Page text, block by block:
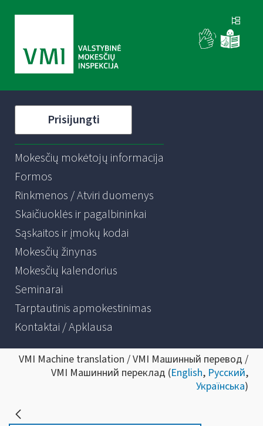
Prisijungti
Mokesčių mokėtojų informacija
Formos
Rinkmenos / Atviri duomenys
Skaičiuoklės ir pagalbininkai
Sąskaitos ir įmokų kodai
Mokesčių žinynas
Mokesčių kalendorius
Seminarai
Tarptautinis apmokestinimas
Kontaktai / Apklausa
VMI Machine translation / VMI Машинный перевод /
VMI Машинний переклад (English, Русский,
Українська)